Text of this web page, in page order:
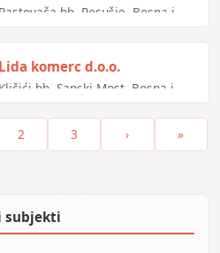
Rastovača bb, Posušje, Bosna i
Lida komerc d.o.o.
Kličići bb, Sanski Most, Bosna i
2 3 › »
subjekti